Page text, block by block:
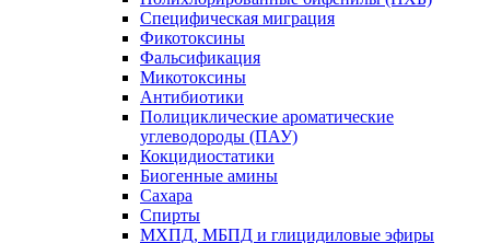
Специфическая миграция
Фикотоксины
Фальсификация
Микотоксины
Антибиотики
Полициклические ароматические
углеводороды (ПАУ)
Кокцидиостатики
Биогенные амины
Сахара
Спирты
МХПД, МБПД и глицидиловые эфиры